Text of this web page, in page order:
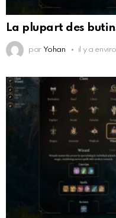
La plupart des
par Yohan il y a